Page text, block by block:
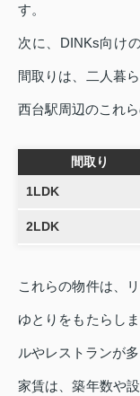
す。
次に、DINKs向け
間取りは、二人暮
西台駅周辺のこれ
間取り
1LDK
2LDK
これらの物件は、
ゆとりをもたらし
ルやレストランが
家賃は、築年数や